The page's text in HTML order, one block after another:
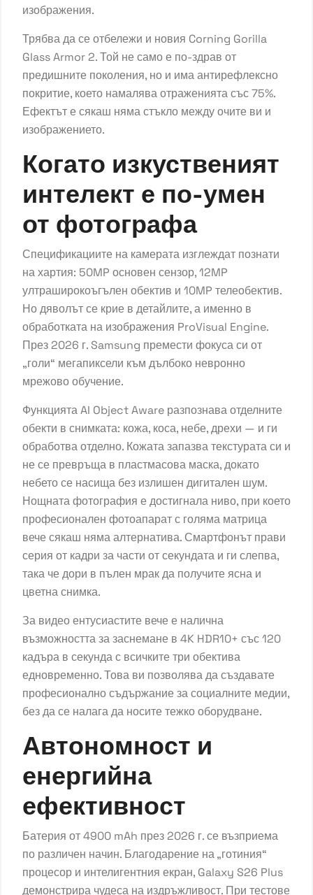
изображения.
Трябва да се отбележи и новия Corning Gorilla
Glass Armor 2. Той не само е по-здрав от
предишните поколения, но и има антирефлексно
покритие, което намалява отраженията със 75%.
Ефектът е сякаш няма стъкло между очите ви и
изображението.
Когато изкуственият
интелект е по-умен
от фотографа
Спецификациите на камерата изглеждат познати
на хартия: 50MP основен сензор, 12MP
ултраширокоъгълен обектив и 10MP телеобектив.
Но дяволът се крие в детайлите, а именно в
обработката на изображения ProVisual Engine.
През 2026 г. Samsung премести фокуса си от
„голи“ мегапиксели към дълбоко невронно
мрежово обучение.
Функцията AI Object Aware разпознава отделните
обекти в снимката: кожа, коса, небе, дрехи — и ги
обработва отделно. Кожата запазва текстурата си и
не се превръща в пластмасова маска, докато
небето се насища без излишен дигитален шум.
Нощната фотография е достигнала ниво, при което
професионален фотоапарат с голяма матрица
вече сякаш няма алтернатива. Смартфонът прави
серия от кадри за части от секундата и ги слепва,
така че дори в пълен мрак да получите ясна и
цветна снимка.
За видео ентусиастите вече е налична
възможността за заснемане в 4K HDR10+ със 120
кадъра в секунда с всичките три обектива
едновременно. Това ви позволява да създавате
професионално съдържание за социалните медии,
без да се налага да носите тежко оборудване.
Автономност и
енергийна
ефективност
Батерия от 4900 mAh през 2026 г. се възприема
по различен начин. Благодарение на „готиния“
процесор и интелигентния екран, Galaxy S26 Plus
демонстрира чудеса на издръжливост. При тестове